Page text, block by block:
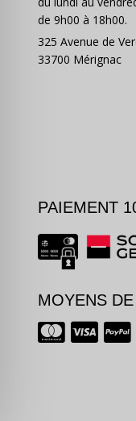
de 9h00 à 18h00.
325 Avenue de
33700 Mérignac
PAIEMENT
MOYENS